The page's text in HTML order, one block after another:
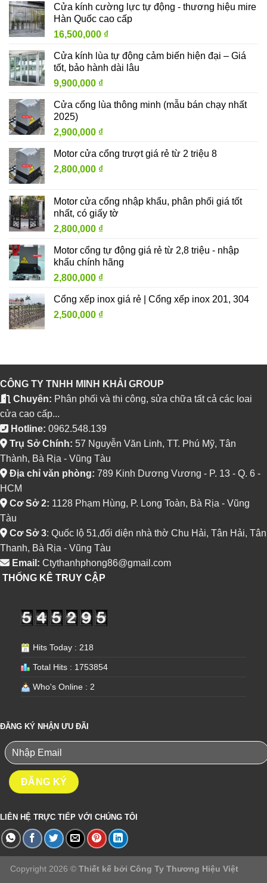
Cửa kính cường lực tự động - thương hiệu mire
Hàn Quốc cao cấp
16,500,000 ₫
Cửa kính lùa tự động cảm biến hiện đại – Giá
tốt, bảo hành dài lâu
9,900,000 ₫
Cửa cổng lùa thông minh (mẫu bán chạy nhất
2025)
2,900,000 ₫
Motor cửa cổng trượt giá rẻ từ 2 triệu 8
2,800,000 ₫
Motor cửa cổng nhập khẩu, phân phối giá tốt
nhất, có giấy tờ
2,800,000 ₫
Motor cổng tự động giá rẻ từ 2,8 triệu - nhập
khẩu chính hãng
2,800,000 ₫
Cổng xếp inox giá rẻ | Cổng xếp inox 201, 304
2,500,000 ₫
CÔNG TY TNHH MINH KHẢI GROUP
Chuyên: Phân phối và thi công, sửa chữa tất cả các loai
cửa cao cấp...
Hotline: 0962.548.139
Trụ Sở Chính: 57 Nguyễn Văn Linh, TT. Phú Mỹ, Tân
Thành, Bà Rịa - Vũng Tàu
Địa chỉ văn phòng: 789 Kinh Dương Vương - P. 13 - Q. 6 -
HCM
Cơ Sở 2: 1128 Phạm Hùng, P. Long Toàn, Bà Rịa - Vũng
Tàu
Cơ Sở 3: Quốc lộ 51,đối diện nhà thờ Chu Hải, Tân Hải, Tân
Thanh, Bà Rịa - Vũng Tàu
Email: Ctythanhphong86@gmail.com
THỐNG KÊ TRUY CẬP
Hits Today : 218
Total Hits : 1753854
Who's Online : 2
ĐĂNG KÝ NHẬN ƯU ĐÃI
LIÊN HỆ TRỰC TIẾP VỚI CHÚNG TÔI
Copyright 2026 © Thiết kế bởi Công Ty Thương Hiệu Việt